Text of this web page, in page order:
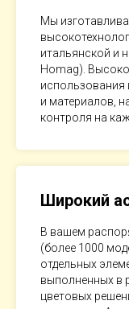
Мы
итальянской и
Homag).
использования
и материалов,
контроля на
Широкий
В вашем
(более 1000
отдельных
выполненных в
цветовых